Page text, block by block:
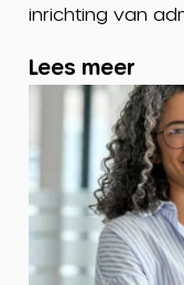
inrichting van
Lees meer